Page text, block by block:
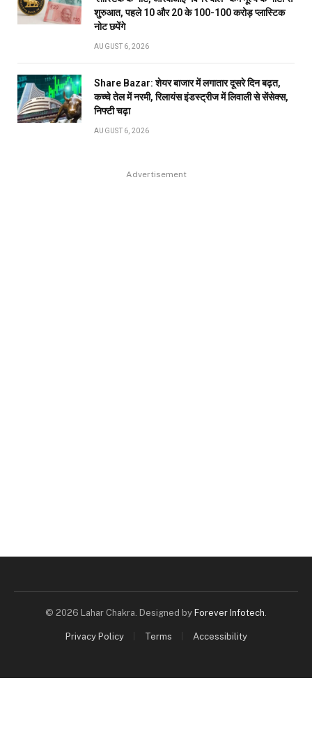
शुरुआत, पहले 10 और 20 के 100-100 करोड़ प्लास्टिक
नोट छपेंगे
AUGUST 6, 2026
Share Bazar: शेयर बाजार में लगातार दूसरे दिन बढ़त,
कच्चे तेल में नरमी, रिलायंस इंडस्ट्रीज में लिवाली से सेंसेक्स,
निफ्टी चढ़ा
AUGUST 6, 2026
Advertisement
© 2026 Lahar Chakra. Designed by Forever Infotech
Privacy Policy Terms Accessibility